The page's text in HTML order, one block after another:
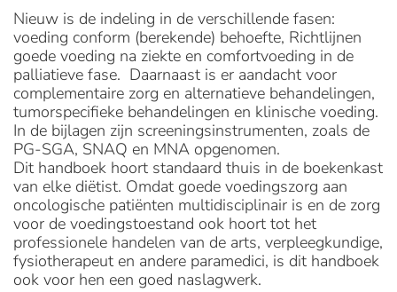
Nieuw is de indeling in de verschillende fasen:
voeding conform (berekende) behoefte, Richtlijnen
goede voeding na ziekte en comfortvoeding in de
palliatieve fase. Daarnaast is er aandacht voor
complementaire zorg en alternatieve behandelingen,
tumorspecifieke behandelingen en klinische voeding.
In de bijlagen zijn screeningsinstrumenten, zoals de
PG-SGA, SNAQ en MNA opgenomen.
Dit handboek hoort standaard thuis in de boekenkast
van elke diëtist. Omdat goede voedingszorg aan
oncologische patiënten multidisciplinair is en de zorg
voor de voedingstoestand ook hoort tot het
professionele handelen van de arts, verpleegkundige,
fysiotherapeut en andere paramedici, is dit handboek
ook voor hen een goed naslagwerk.